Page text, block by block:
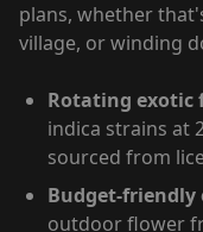
plans, whether
village, or winding
Rotating exotic
indica strains at
sourced from
Budget-friendly
outdoor flower